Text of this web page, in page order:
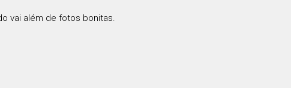
vai além de fotos bonitas.